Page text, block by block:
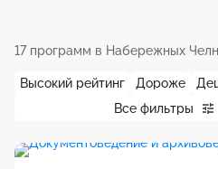
17 программ в Набережных
Все фильтры
Высокий рейтинг Дороже